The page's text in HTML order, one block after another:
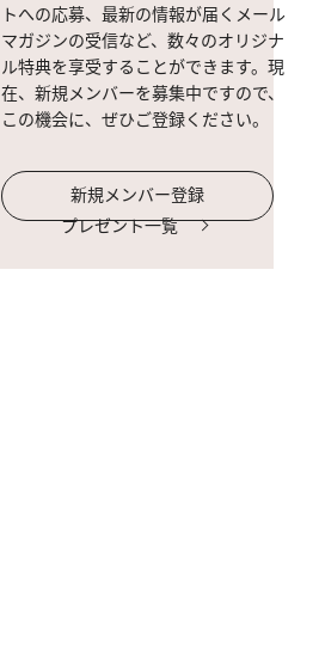
トへの応募、最新の情報が届くメール
マガジンの受信など、数々のオリジナ
ル特典を享受することができます。現
在、新規メンバーを募集中ですので、
この機会に、ぜひご登録ください。
新規メンバー登録
プレゼント一覧